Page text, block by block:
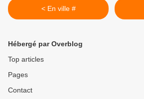
< En ville #
Hébergé par Overblog
Top articles
Pages
Contact